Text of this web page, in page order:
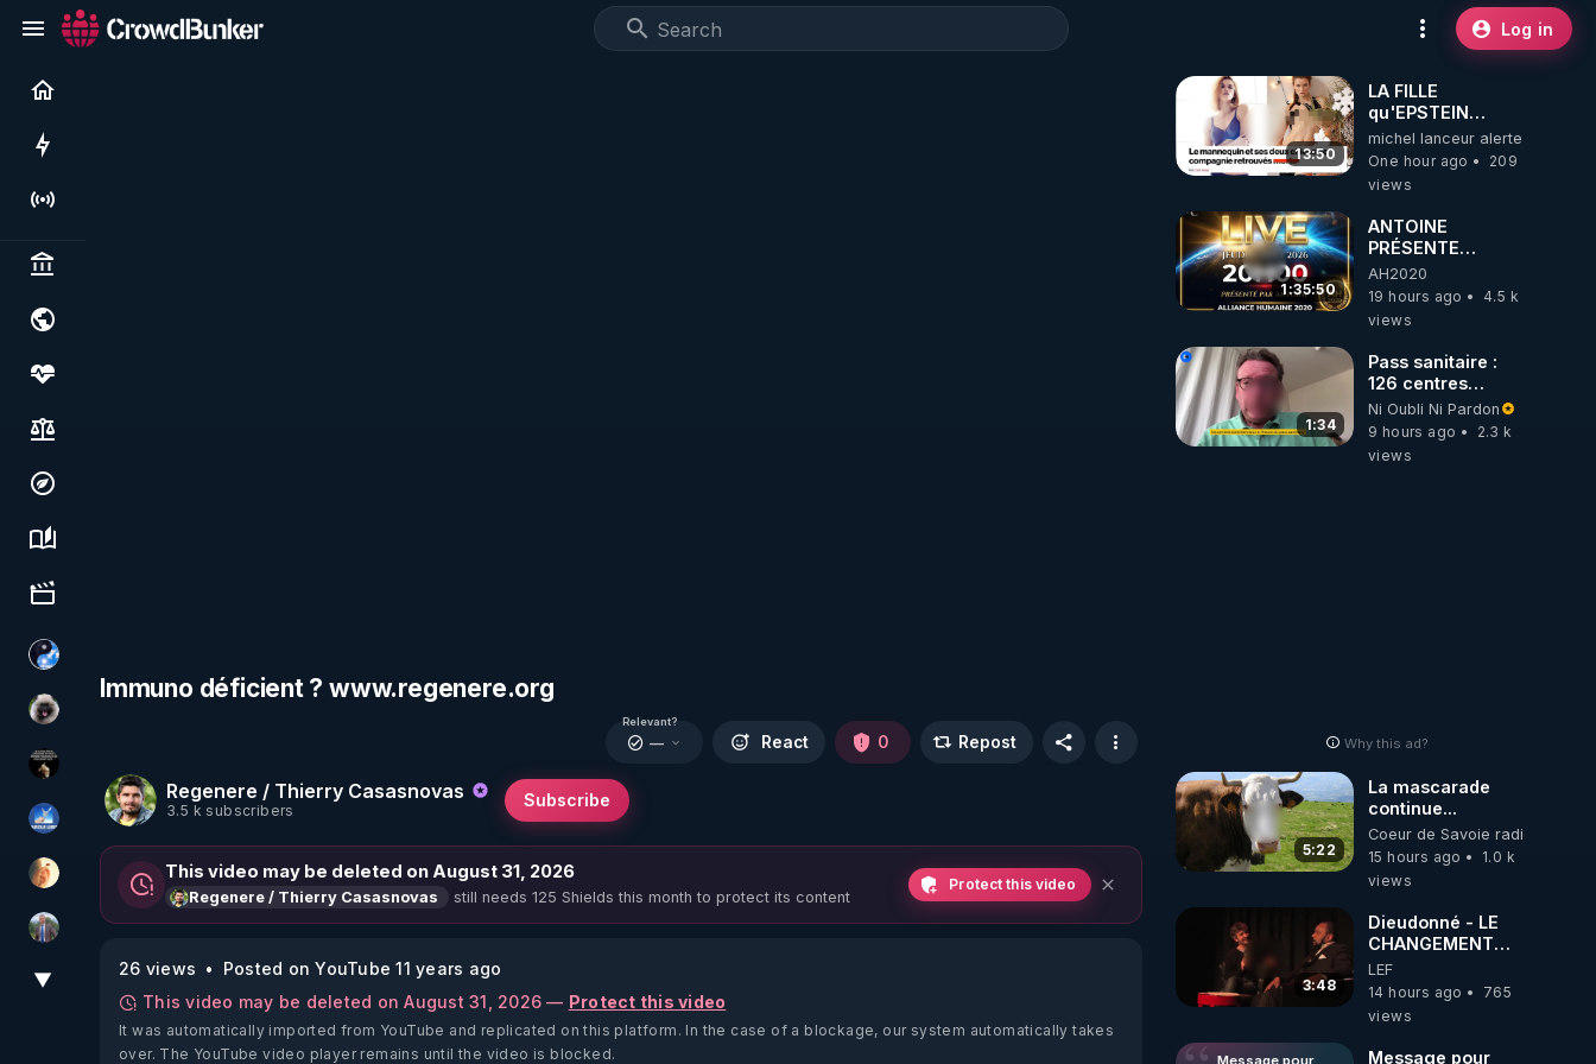
Log in
Live
Politics & institutions
Society, justice & freedoms
Economy, environment & technology
Science, history & spirituality
Culture, media & entertainment
Chercheur de vérité
Priscane
Infos et vérité
PAROLE LIBRE
La Puce à l'oreille
Nicolas BOUVIER
▼
Immuno déficient ? www.regenere.org
Regenere / Thierry Casasnovas
3.5 k subscribers
Subscribe
Relevant?
— React 0 Repost
This video may be deleted on August 31, 2026
Regenere / Thierry Casasnovas still needs 125 Shields this month to protect its content
Protect this video
26 views
Posted on YouTube 11 years ago
This video may be deleted on August 31, 2026 — Protect this video
It was automatically imported from YouTube and replicated on this platform. In the case of a blockage, our system automatically takes
over. The YouTube video player remains until the video is blocked.
13:50
LA FILLE
qu'EPSTEIN
VOULAIT CACHER
michel lanceur alerte
One hour ago
209
views
1:35:50
ANTOINE
PRÉSENTE
AH2020 LE LIVE
20H ***DU
06/08/2026***
AH2020
19 hours ago
4.5 k
views
1:34
Pass sanitaire :
126 centres
commerciaux
concernés par
l'obligation dans
Ni Oubli Ni Pardon
9 hours ago
2.3 k
views
Why this ad?
5:22
La mascarade
continue...
Coeur de Savoie radioweb TV
15 hours ago
1.0 k
views
3:48
Dieudonné - LE
CHANGEMENT
C'EST
MAINTENANT
LEF
14 hours ago
765
views
Message pour
Message pour